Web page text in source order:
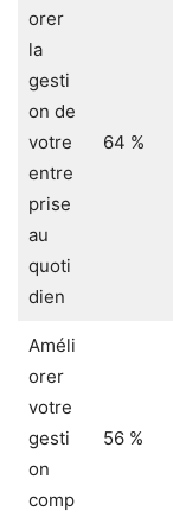
orer
la
gesti
on de
votre
entre
prise
au
quoti
dien
64 %
Améli
orer
votre
gesti
on
comp
56 %